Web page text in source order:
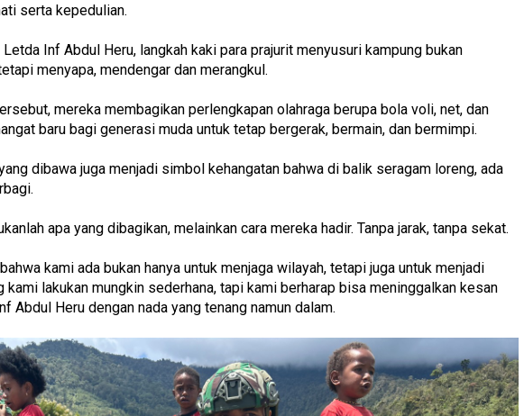
serta kepedulian.
Inf Abdul Heru, langkah kaki para prajurit menyusuri kampung bukan
menyapa, mendengar dan merangkul.
mereka membagikan perlengkapan olahraga berupa bola voli, net, dan
baru bagi generasi muda untuk tetap bergerak, bermain, dan bermimpi.
dibawa juga menjadi simbol kehangatan bahwa di balik seragam loreng, ada
apa yang dibagikan, melainkan cara mereka hadir. Tanpa jarak, tanpa sekat.
kami ada bukan hanya untuk menjaga wilayah, tetapi juga untuk menjadi
kami lakukan mungkin sederhana, tapi kami berharap bisa meninggalkan kesan
Abdul Heru dengan nada yang tenang namun dalam.